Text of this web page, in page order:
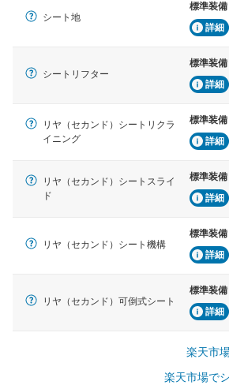
シート地
標準装備
詳細
シートリフター
標準装備
詳細
リヤ（セカンド）シートリクラ
イニング
標準装備
詳細
リヤ（セカンド）シートスライ
ド
標準装備
詳細
リヤ（セカンド）シート機構
標準装備
詳細
リヤ（セカンド）可倒式シート
標準装備
詳細
楽天市
楽天市場で